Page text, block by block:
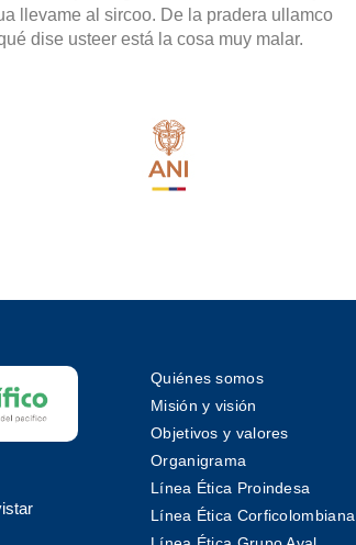
llevame al sircoo. De la pradera ullamco
dise usteer está la cosa muy malar.
Quiénes somos
Misión y visión
Objetivos y valores
Organigrama
Línea Ética Proindesa
Línea Ética Corficolombiana